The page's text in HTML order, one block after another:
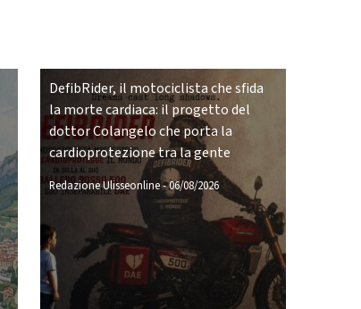
DefibRider, il motociclista che sfida
la morte cardiaca: il progetto del
dottor Colangelo che porta la
cardioprotezione tra la gente
Redazione Ulisseonline-06/08/2026